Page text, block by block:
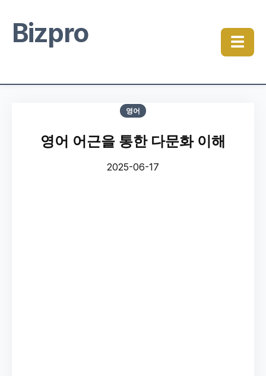
Bizpro ☰
영어
영어 어근을 통한 다문화 이해
2025-06-17